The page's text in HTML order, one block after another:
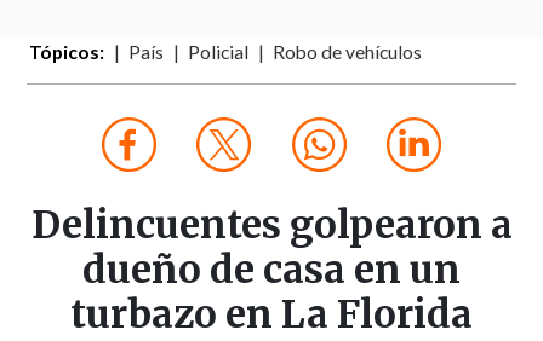
Tópicos: País Policial Robo de vehículos
Delincuentes golpearon a
dueño de casa en un
turbazo en La Florida